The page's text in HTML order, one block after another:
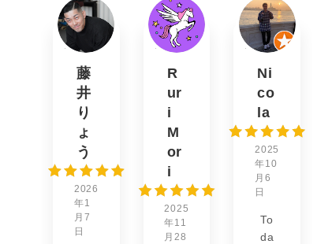
藤
井
り
ょ
う
2026
年1
月7
日
R
ur
i
M
or
i
2025
年11
月28
Ni
co
la
2025
年10
月6
日
To
da